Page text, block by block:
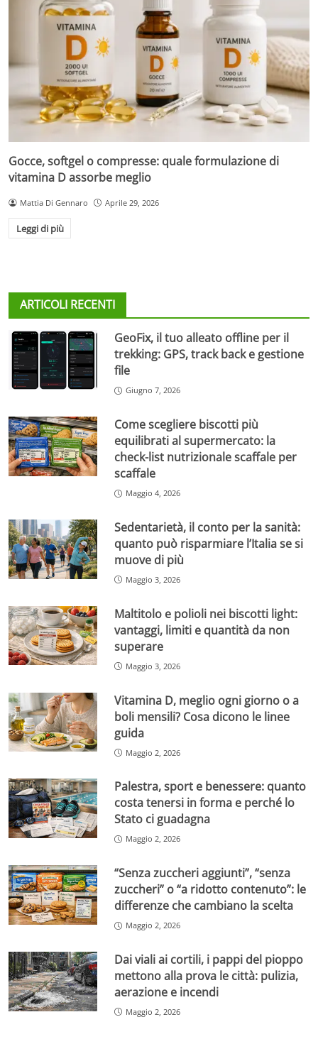
Gocce, softgel o compresse: quale formulazione di
vitamina D assorbe meglio
Mattia Di Gennaro Aprile 29, 2026
Leggi di più
ARTICOLI RECENTI
GeoFix, il tuo alleato offline per il
trekking: GPS, track back e gestione
file
Giugno 7, 2026
Come scegliere biscotti più
equilibrati al supermercato: la
check-list nutrizionale scaffale per
scaffale
Maggio 4, 2026
Sedentarietà, il conto per la sanità:
quanto può risparmiare l’Italia se si
muove di più
Maggio 3, 2026
Maltitolo e polioli nei biscotti light:
vantaggi, limiti e quantità da non
superare
Maggio 3, 2026
Vitamina D, meglio ogni giorno o a
boli mensili? Cosa dicono le linee
guida
Maggio 2, 2026
Palestra, sport e benessere: quanto
costa tenersi in forma e perché lo
Stato ci guadagna
Maggio 2, 2026
“Senza zuccheri aggiunti”, “senza
zuccheri” o “a ridotto contenuto”: le
differenze che cambiano la scelta
Maggio 2, 2026
Dai viali ai cortili, i pappi del pioppo
mettono alla prova le città: pulizia,
aerazione e incendi
Maggio 2, 2026